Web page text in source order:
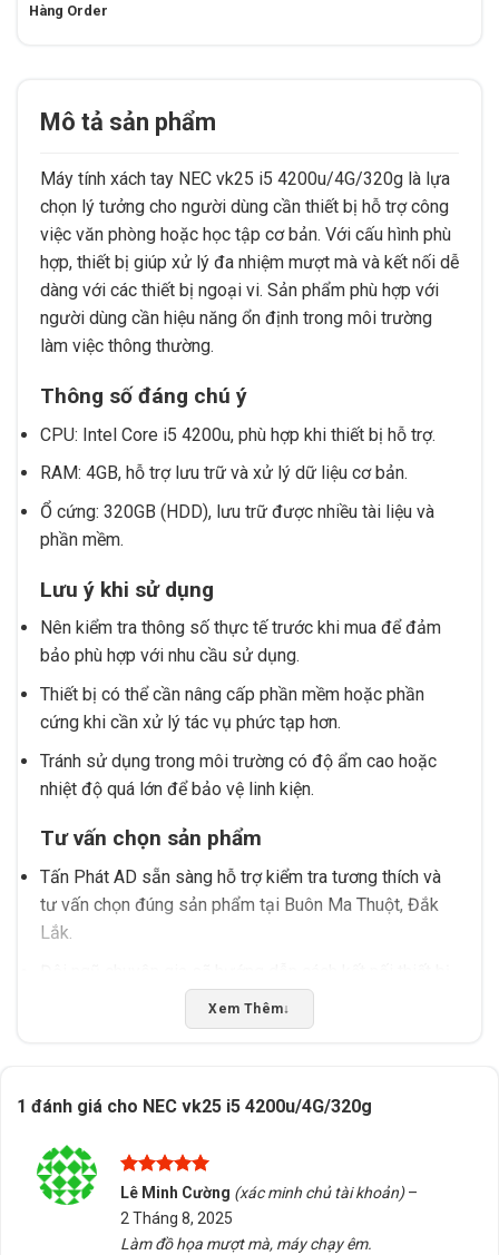
Hàng Order
Mô tả sản phẩm
Máy tính xách tay NEC vk25 i5 4200u/4G/320g là lựa
chọn lý tưởng cho người dùng cần thiết bị hỗ trợ công
việc văn phòng hoặc học tập cơ bản. Với cấu hình phù
hợp, thiết bị giúp xử lý đa nhiệm mượt mà và kết nối dễ
dàng với các thiết bị ngoại vi. Sản phẩm phù hợp với
người dùng cần hiệu năng ổn định trong môi trường
làm việc thông thường.
Thông số đáng chú ý
CPU: Intel Core i5 4200u, phù hợp khi thiết bị hỗ trợ.
RAM: 4GB, hỗ trợ lưu trữ và xử lý dữ liệu cơ bản.
Ổ cứng: 320GB (HDD), lưu trữ được nhiều tài liệu và
phần mềm.
Lưu ý khi sử dụng
Nên kiểm tra thông số thực tế trước khi mua để đảm
bảo phù hợp với nhu cầu sử dụng.
Thiết bị có thể cần nâng cấp phần mềm hoặc phần
cứng khi cần xử lý tác vụ phức tạp hơn.
Tránh sử dụng trong môi trường có độ ẩm cao hoặc
nhiệt độ quá lớn để bảo vệ linh kiện.
Tư vấn chọn sản phẩm
Tấn Phát AD sẵn sàng hỗ trợ kiểm tra tương thích và
tư vấn chọn đúng sản phẩm tại Buôn Ma Thuột, Đắk
Lắk.
với các phụ kiện khác.
Liên hệ Tấn Phát AD để được hỗ trợ tận tình và nhận
báo giá ưu đãi cho thiết bị phù hợp với nhu cầu của
bạn.
Rate this product
Xem Thêm↓
1 đánh giá cho NEC vk25 i5 4200u/4G/320g
Được xếp
hạng
5
sao
Lê Minh Cường (xác minh chủ tài khoản) –
2 Tháng 8, 2025
Làm đồ họa mượt mà, máy chạy êm.